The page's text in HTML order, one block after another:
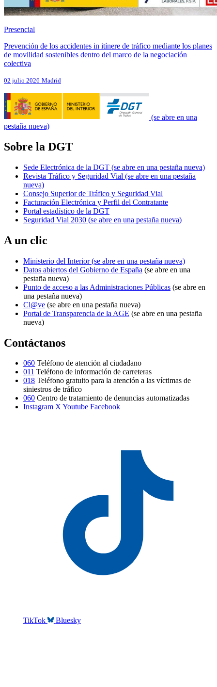
Presencial
Prevención de los accidentes in itínere de tráfico mediante los planes
de movilidad sostenibles dentro del marco de la negociación
colectiva
02 julio 2026 Madrid
(se abre en una
pestaña nueva)
Sobre la DGT
Sede Electrónica de la DGT (se abre en una pestaña nueva)
Revista Tráfico y Seguridad Vial (se abre en una pestaña
nueva)
Consejo Superior de Tráfico y Seguridad Vial
Facturación Electrónica y Perfil del Contratante
Portal estadístico de la DGT
Seguridad Vial 2030 (se abre en una pestaña nueva)
A un clic
Ministerio del Interior(se abre en una pestaña nueva)
Datos abiertos del Gobierno de España (se abre en una
pestaña nueva)
Punto de acceso a las Administraciones Públicas (se abre en
una pestaña nueva)
Cl@ve (se abre en una pestaña nueva)
Portal de Transparencia de la AGE (se abre en una pestaña
nueva)
Contáctanos
060 Teléfono de atención al ciudadano
011 Teléfono de información de carreteras
018 Teléfono gratuito para la atención a las víctimas de
siniestros de tráfico
060 Centro de tratamiento de denuncias automatizadas
Instagram XYoutube Facebook
TikTok Bluesky